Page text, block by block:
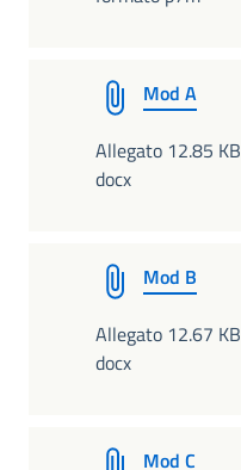
Mod A
Allegato 12.85
docx
Mod B
Allegato 12.67
docx
Mod C